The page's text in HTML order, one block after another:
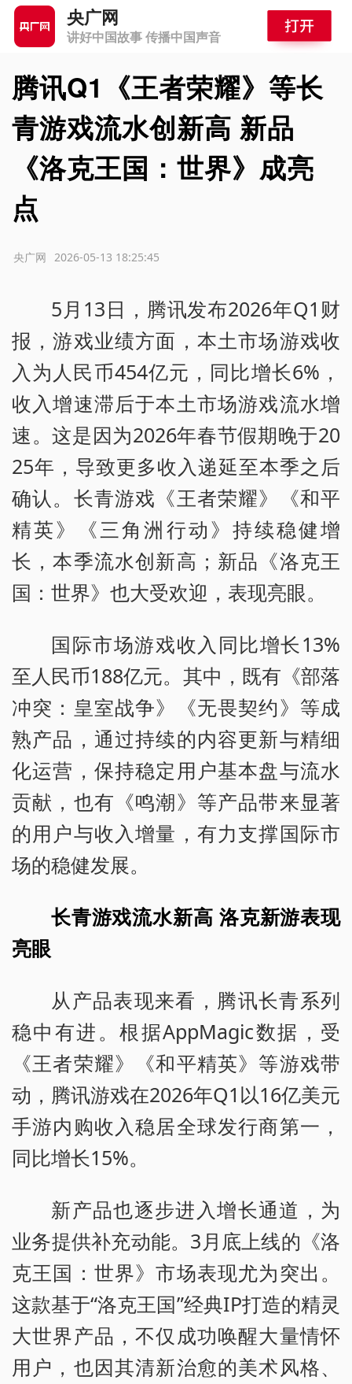
央广网
讲好中国故事 传播中国声音
腾讯Q1《王者荣耀》等长
青游戏流水创新高 新品
《洛克王国：世界》成亮
点
2026-05-13 18:25:45
央广网
5月13日，腾讯发布2026年Q1财
报，游戏业绩方面，本土市场游戏收
入为人民币454亿元，同比增长6%，
收入增速滞后于本土市场游戏流水增
速。这是因为2026年春节假期晚于20
25年，导致更多收入递延至本季之后
确认。长青游戏《王者荣耀》《和平
精英》《三角洲行动》持续稳健增
长，本季流水创新高；新品《洛克王
国：世界》也大受欢迎，表现亮眼。
国际市场游戏收入同比增长13%
至人民币188亿元。其中，既有《部落
冲突：皇室战争》《无畏契约》等成
熟产品，通过持续的内容更新与精细
化运营，保持稳定用户基本盘与流水
贡献，也有《鸣潮》等产品带来显著
的用户与收入增量，有力支撑国际市
场的稳健发展。
长青游戏流水新高 洛克新游表现
亮眼
从产品表现来看，腾讯长青系列
稳中有进。根据AppMagic数据，受
《王者荣耀》《和平精英》等游戏带
动，腾讯游戏在2026年Q1以16亿美元
手游内购收入稳居全球发行商第一，
同比增长15%。
新产品也逐步进入增长通道，为
业务提供补充动能。3月底上线的《洛
克王国：世界》市场表现尤为突出。
这款基于“洛克王国”经典IP打造的精灵
大世界产品，不仅成功唤醒大量情怀
用户，也因其清新治愈的美术风格、